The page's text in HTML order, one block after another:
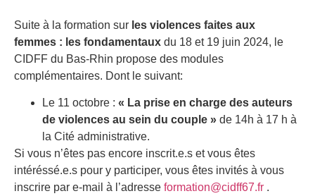
Suite à la formation sur les violences faites aux
femmes : les fondamentaux du 18 et 19 juin 2024, le
CIDFF du Bas-Rhin propose des modules
complémentaires. Dont le suivant:
Le 11 octobre : « La prise en charge des auteurs
de violences au sein du couple » de 14h à 17 h à
la Cité administrative.
Si vous n’êtes pas encore inscrit.e.s et vous êtes
intéréssé.e.s pour y participer, vous êtes invités à vous
inscrire par e-mail à l’adresse formation@cidff67.fr .